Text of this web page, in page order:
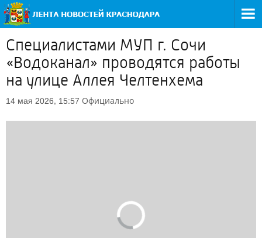
Специалистами МУП г. Сочи
«Водоканал» проводятся работы
на улице Аллея Челтенхема
14 мая 2026, 15:57 Официально